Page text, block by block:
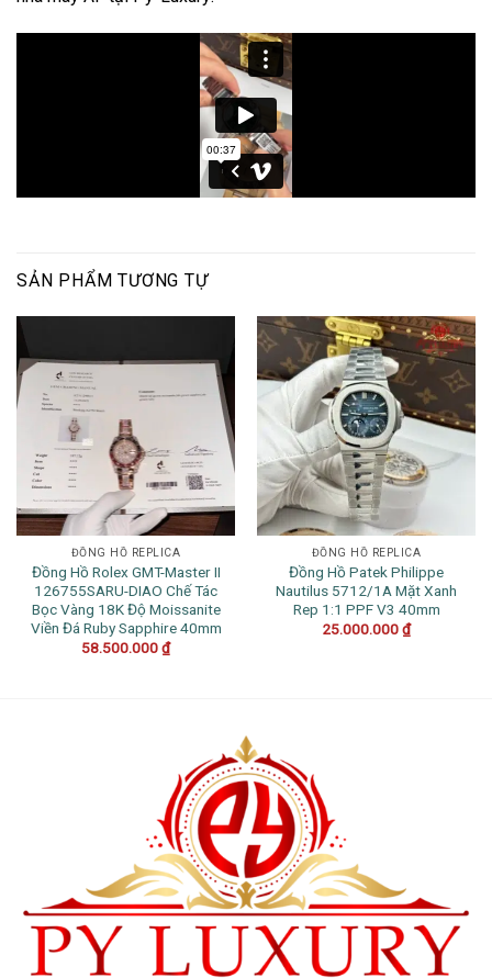
SẢN PHẨM TƯƠNG TỰ
ĐỒNG HỒ REPLICA
Đồng Hồ Rolex GMT-Master II
126755SARU-DIAO Chế Tác
Bọc Vàng 18K Độ Moissanite
Viền Đá Ruby Sapphire 40mm
58.500.000₫
ĐỒNG HỒ REPLICA
Đồng Hồ Patek Philippe
Nautilus 5712/1A Mặt Xanh
Rep 1:1 PPF V3 40mm
25.000.000₫